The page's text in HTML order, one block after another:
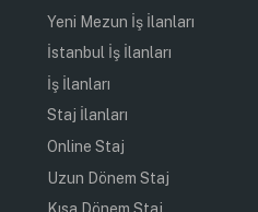
Yeni Mezun İş İlanları
İstanbul İş İlanları
İş İlanları
Staj İlanları
Online Staj
Uzun Dönem Staj